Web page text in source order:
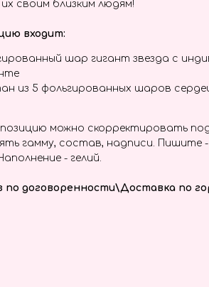
своим близким людям!
входит:
шар гигант звезда с
из 5 фольгированных шаров
можно скорректировать
гамму, состав, надписи. Пишите
- гелий.
по договоренности\Доставка по